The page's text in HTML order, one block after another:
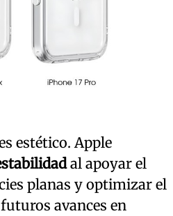
estético. Apple
al apoyar el
planas y optimizar el
avances en